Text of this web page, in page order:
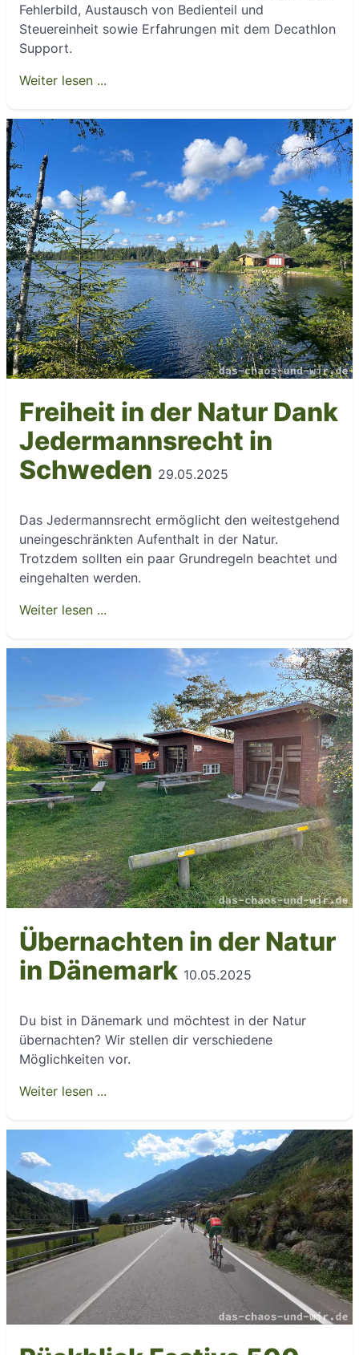
Fehlerbild, Austausch von Bedienteil und
Steuereinheit sowie Erfahrungen mit dem Decathlon
Support.
Weiter lesen ...
Freiheit in der Natur Dank
Jedermannsrecht in
Schweden 29.05.2025
Das Jedermannsrecht ermöglicht den weitestgehend
uneingeschränkten Aufenthalt in der Natur.
Trotzdem sollten ein paar Grundregeln beachtet und
eingehalten werden.
Weiter lesen ...
Übernachten in der Natur
in Dänemark 10.05.2025
Du bist in Dänemark und möchtest in der Natur
übernachten? Wir stellen dir verschiedene
Möglichkeiten vor.
Weiter lesen ...